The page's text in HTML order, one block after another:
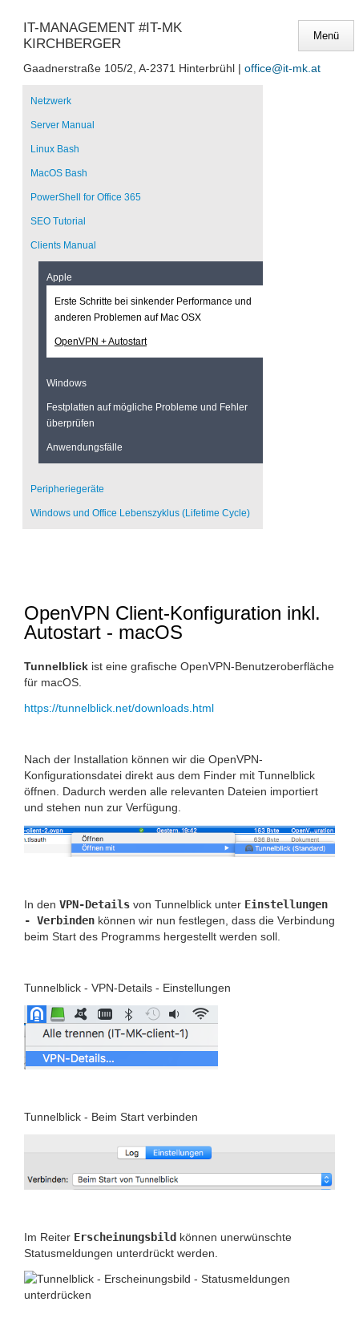
IT-MANAGEMENT #IT-MK
KIRCHBERGER
Gaadnerstraße 105/2, A-2371 Hinterbrühl |office@it-mk.at
überspringen
Netzwerk
Server Manual
Linux Bash
MacOS Bash
PowerShell for Office 365
SEO Tutorial
Clients Manual
Apple
Erste Schritte bei sinkender Performance und
anderen Problemen auf Mac OSX
OpenVPN + Autostart
Windows
Festplatten auf mögliche Probleme und Fehler
überprüfen
Anwendungsfälle
Peripheriegeräte
Windows und Office Lebenszyklus (Lifetime Cycle)
OpenVPN Client-Konfiguration inkl.
Autostart - macOS
Tunnelblickist eine grafische OpenVPN-Benutzeroberfläche
für macOS.
https://tunnelblick.net/downloads.html
Nach der Installation können wir die OpenVPN-
Konfigurationsdatei direkt aus dem Finder mit Tunnelblick
öffnen. Dadurch werden alle relevanten Dateien importiert
und stehen nun zur Verfügung.
In den VPN-Detailsvon Tunnelblick unter Einstellungen
- Verbindenkönnen wir nun festlegen, dass die Verbindung
beim Start des Programms hergestellt werden soll.
Tunnelblick - VPN-Details - Einstellungen
Tunnelblick - Beim Start verbinden
Im Reiter Erscheinungsbild können unerwünschte
Statusmeldungen unterdrückt werden.